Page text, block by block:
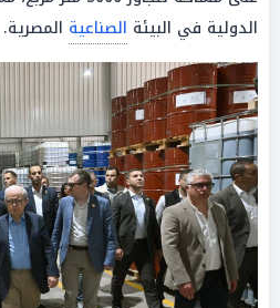
الدولية في البيئة الصناعية المصرية.